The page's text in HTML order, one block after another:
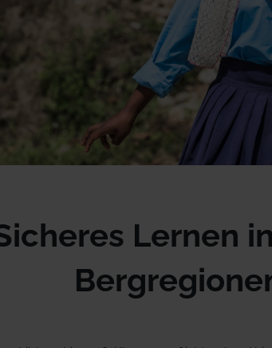
Lernen